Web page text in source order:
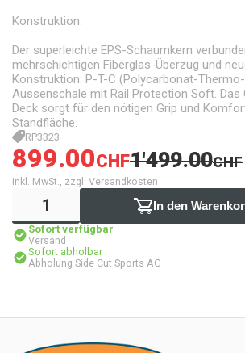
Konstruktion:
Der superleichte EPS-Schaumkern
mehrschichtigen Fiberglas-Überzug und
Konstruktion: P-T-C (Polycarbonat-
Aussenschale mit Rail Protection Soft. Das
Deck sorgt für den nötigen Grip und
Standfläche.
RP3323
899.00CHF1'499.00CHF
inkl. MwSt., zzgl. Versandkosten
In den
Sofort verfügbar
Versand
Sofort abholbar
Abholung Side Cut Sports AG